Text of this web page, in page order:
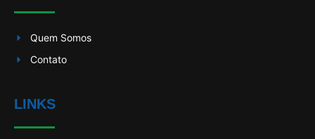
Quem Somos
Contato
LINKS